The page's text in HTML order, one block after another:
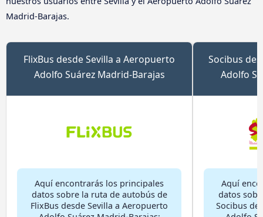
Madrid-Barajas.
FlixBus desde Sevilla a Aeropuerto
Adolfo Suárez Madrid-Barajas
Aquí encontrarás los principales
datos sobre la ruta de autobús de
FlixBus desde Sevilla a Aeropuerto
Socibus
Adolfo
Aquí
datos
Socibus